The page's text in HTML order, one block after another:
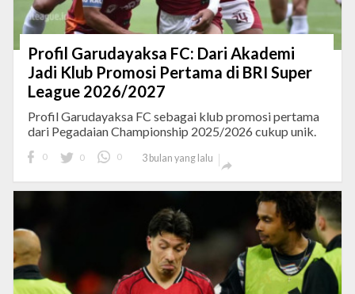
Profil Garudayaksa FC: Dari Akademi
Jadi Klub Promosi Pertama di BRI Super
League 2026/2027
Profil Garudayaksa FC sebagai klub promosi pertama
dari Pegadaian Championship 2025/2026 cukup unik.
0 0 0 3 bulan yang lalu
